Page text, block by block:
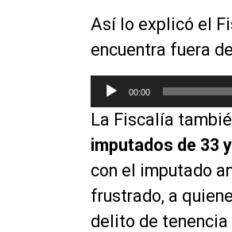
Así lo explicó el
encuentra fuera
e
p
r
d
u
c
00:00
La Fiscalía
imputados de 33
con el imputado
frustrado, a
delito de